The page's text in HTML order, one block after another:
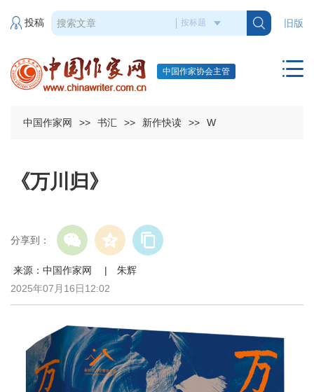
旧版
投稿
中国作家协会主管
中国作家网 >> 书汇 >> 新作快读 >> W
《万川归》
分享到：
来源：中国作家网 | 朱辉
2025年07月16日12:02